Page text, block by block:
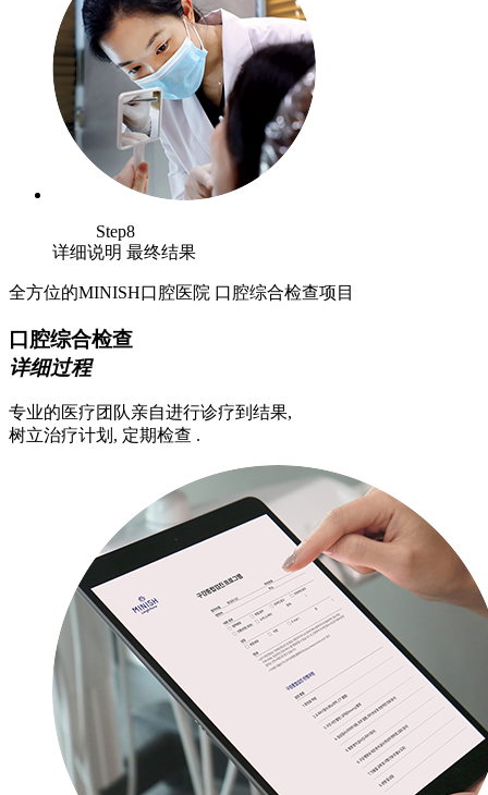
Step8
详细说明 最终结果
全方位的MINISH口腔医院 口腔综合检查项目
口腔综合检查
详细过程
专业的医疗团队亲自进行诊疗到结果,
树立治疗计划, 定期检查 .